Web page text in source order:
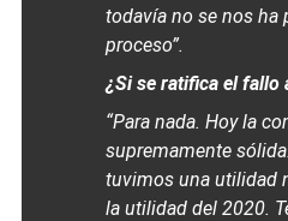
todavía no se nos ha
proceso”.
¿Si se ratifica el fallo
“Para nada. Hoy la
supremamente
tuvimos una utilidad
la utilidad del 2020.